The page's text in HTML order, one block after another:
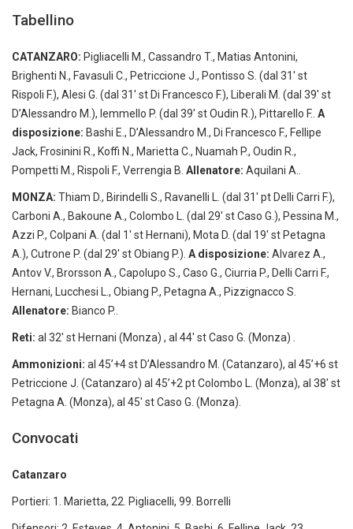
Tabellino
CATANZARO: Pigliacelli M., Cassandro T., Matias Antonini,
Brighenti N., Favasuli C., Petriccione J., Pontisso S. (dal 31′ st
Rispoli F.), Alesi G. (dal 31′ st Di Francesco F.), Liberali M. (dal 39′ st
D’Alessandro M.), Iemmello P. (dal 39′ st Oudin R.), Pittarello F.. A
disposizione: Bashi E., D’Alessandro M., Di Francesco F., Fellipe
Jack, Frosinini R., Koffi N., Marietta C., Nuamah P., Oudin R.,
Pompetti M., Rispoli F., Verrengia B. Allenatore: Aquilani A..
MONZA: Thiam D., Birindelli S., Ravanelli L. (dal 31′ pt Delli Carri F.),
Carboni A., Bakoune A., Colombo L. (dal 29′ st Caso G.), Pessina M.,
Azzi P., Colpani A. (dal 1′ st Hernani), Mota D. (dal 19′ st Petagna
A.), Cutrone P. (dal 29′ st Obiang P.). A disposizione: Alvarez A.,
Antov V., Brorsson A., Capolupo S., Caso G., Ciurria P., Delli Carri F.,
Hernani, Lucchesi L., Obiang P., Petagna A., Pizzignacco S.
Allenatore: Bianco P..
Reti: al 32′ st Hernani (Monza) , al 44′ st Caso G. (Monza) .
Ammonizioni: al 45’+4 st D’Alessandro M. (Catanzaro), al 45’+6 st
Petriccione J. (Catanzaro) al 45’+2 pt Colombo L. (Monza), al 38′ st
Petagna A. (Monza), al 45′ st Caso G. (Monza).
Convocati
Catanzaro
Portieri: 1. Marietta, 22. Pigliacelli, 99. Borrelli